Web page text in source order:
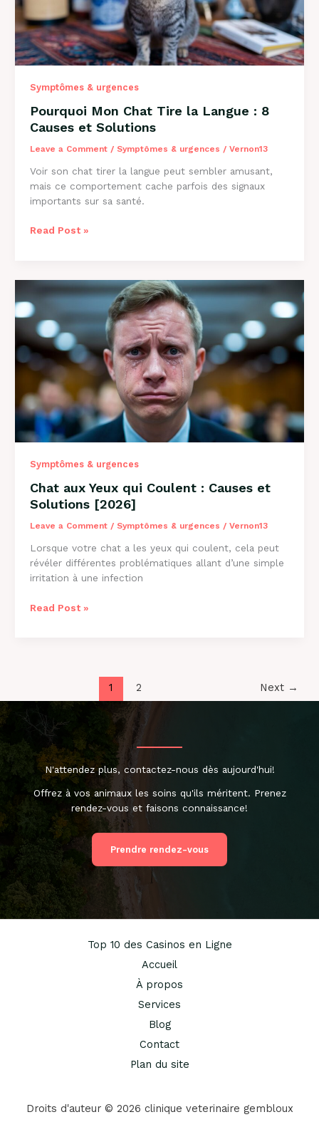
Symptômes & urgences
Pourquoi Mon Chat Tire la Langue : 8
Causes et Solutions
Leave a Comment / Symptômes & urgences / Vernon13
Voir son chat tirer la langue peut sembler amusant,
mais ce comportement cache parfois des signaux
importants sur sa santé.
Pourquoi
Langue
:
8
Causes
et
Solutions
Read Post »
Symptômes & urgences
Chat aux Yeux qui Coulent : Causes et
Solutions [2026]
Leave a Comment / Symptômes & urgences / Vernon13
Lorsque votre chat a les yeux qui coulent, cela peut
révéler différentes problématiques allant d’une simple
irritation à une infection
Chat
Solutions
[2026]
Read Post »
1 2 Next →
N'attendez plus, contactez-nous dès aujourd'hui!
Offrez à vos animaux les soins qu'ils méritent. Prenez
rendez-vous et faisons connaissance!
Prendre rendez-vous
Top 10 des Casinos en Ligne
Accueil
À propos
Services
Blog
Contact
Plan du site
Droits d'auteur © 2026 clinique veterinaire gembloux